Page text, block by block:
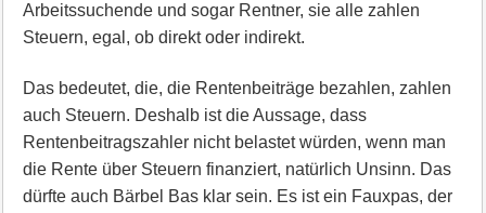
Arbeitssuchende und sogar Rentner, sie alle zahlen
Steuern, egal, ob direkt oder indirekt.
Das bedeutet, die, die Rentenbeiträge bezahlen, zahlen
auch Steuern. Deshalb ist die Aussage, dass
Rentenbeitragszahler nicht belastet würden, wenn man
die Rente über Steuern finanziert, natürlich Unsinn. Das
dürfte auch Bärbel Bas klar sein. Es ist ein Fauxpas, der